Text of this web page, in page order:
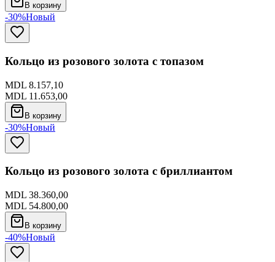
В корзину
-30%Новый
Кольцо из розового золота с топазом
MDL 8.157,10
MDL 11.653,00
В корзину
-30%Новый
Кольцо из розового золота с бриллиантом
MDL 38.360,00
MDL 54.800,00
В корзину
-40%Новый